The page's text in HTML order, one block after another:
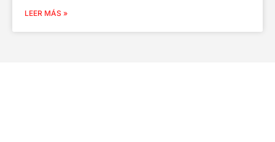
LEER MÁS »